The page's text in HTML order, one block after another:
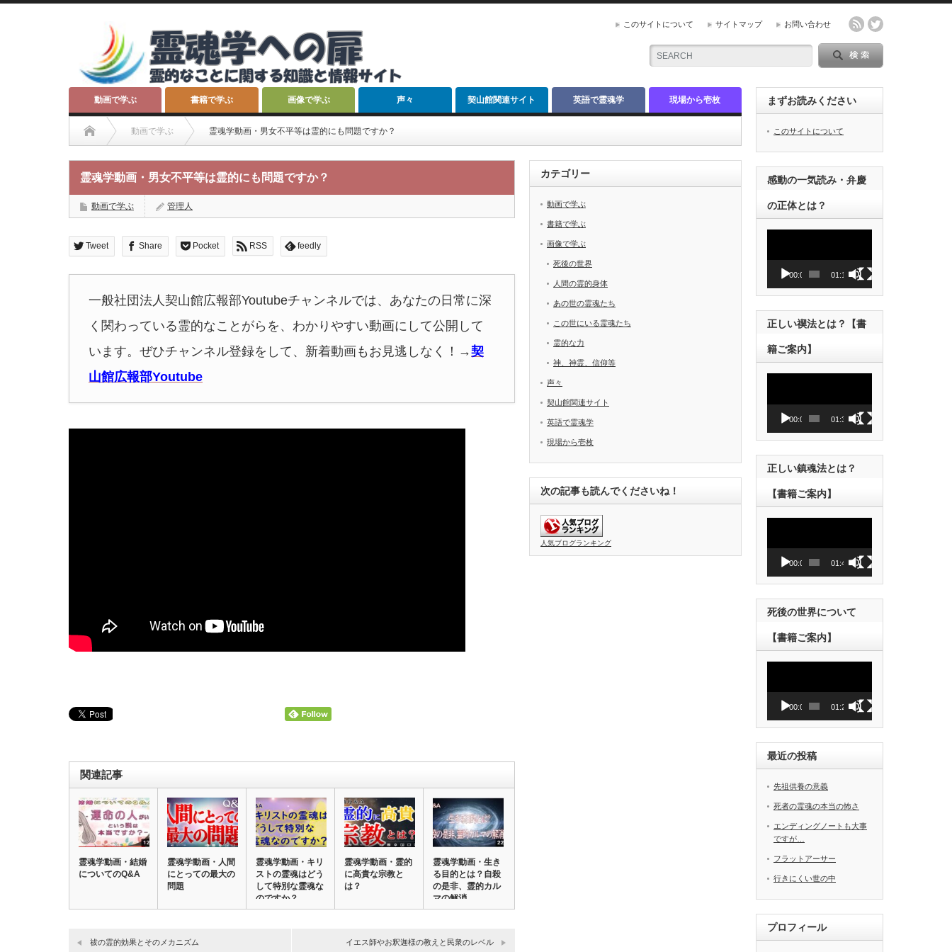
このサイトについて サイトマップ お問い合わせ
動画で学ぶ 書籍で学ぶ 画像で学ぶ 声々 契山館関連サイト 英語で霊魂学 現場から壱枚
動画で学ぶ 霊魂学動画・男女不平等は霊的にも問題ですか？
霊魂学動画・男女不平等は霊的にも問題ですか？
動画で学ぶ 管理人
Tweet Share Pocket RSS feedly
一般社団法人契山館広報部Youtubeチャンネルでは、あなたの日常に深
く関わっている霊的なことがらを、わかりやすい動画にして公開して
います。ぜひチャンネル登録をして、新着動画もお見逃しなく！ →契
山館広報部Youtube
関連記事
霊魂学動画・結婚
についてのQ&A
霊魂学動画・人間
にとっての最大の
問題
霊魂学動画・キリ
ストの霊魂はどう
して特別な霊魂な
のですか？
霊魂学動画・霊的
に高貴な宗教と
は？
霊魂学動画・生き
る目的とは？自殺
の是非、霊的カル
マの解消
祓の霊的効果とそのメカニズム イエス師やお釈迦様の教えと民衆のレベル
カテゴリー
動画で学ぶ
書籍で学ぶ
画像で学ぶ
死後の世界
人間の霊的身体
あの世の霊魂たち
この世にいる霊魂たち
霊的な力
神、神霊、信仰等
声々
契山館関連サイト
英語で霊魂学
現場から壱枚
次の記事も読んでくださいね！
人気ブログランキング
まずお読みください
このサイトについて
感動の一気読み・弁慶
の正体とは？
ヤ
ー
00:00 01:12
正しい禊法とは？【書
籍ご案内】
ー
00:00 01:38
正しい鎮魂法とは？
【書籍ご案内】
ヤ
ー
00:00 01:43
死後の世界について
【書籍ご案内】
ヤ
ー
00:00 01:27
最近の投稿
先祖供養の意義
死者の霊魂の本当の怖さ
エンディングノートも大事
ですが…
フラットアーサー
行きにくい世の中
プロフィール